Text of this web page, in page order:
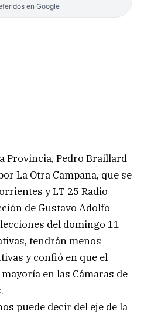
en Google
Provincia, Pedro Braillard
La Otra Campana, que se
y LT 25 Radio
de Gustavo Adolfo
del domingo 11
tendrán menos
y confió en que el
en las Cámaras de
puede decir del eje de la